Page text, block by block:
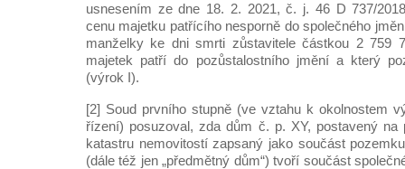
usnesením ze dne 18. 2. 2021, č. j. 46 D 737/
cenu majetku patřícího nesporně do společného
manželky ke dni smrti zůstavitele částkou 2 759
majetek patří do pozůstalostního jmění a který
(výrok I).
[2] Soud prvního stupně (ve vztahu k okolnostem
řízení) posuzoval, zda dům č. p. XY, postavený
katastru nemovitostí zapsaný jako součást
(dále též jen „předmětný dům“) tvoří součást